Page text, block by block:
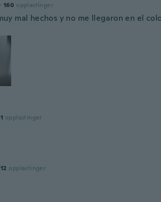
· 160 opplastinger
mal hechos y no me llegaron en el
1 opplastinger
12 opplastinger